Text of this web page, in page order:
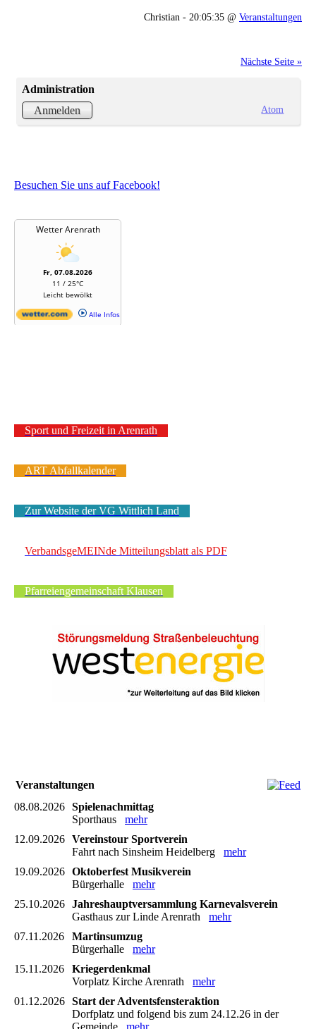
Christian - 20:05:35 @ Veranstaltungen
Nächste Seite »
Administration
Anmelden
Atom
Besuchen Sie uns auf Facebook!
Sport und Freizeit in Arenrath
ART Abfallkalender
Zur Website der VG Wittlich Land
VerbandsgeMEINde Mitteilungsblatt als PDF
Pfarreiengemeinschaft Klausen
Veranstaltungen
08.08.2026 Spielenachmittag
Sporthaus mehr
12.09.2026 Vereinstour Sportverein
Fahrt nach Sinsheim Heidelberg mehr
19.09.2026 Oktoberfest Musikverein
Bürgerhalle mehr
25.10.2026 Jahreshauptversammlung Karnevalsverein
Gasthaus zur Linde Arenrath mehr
07.11.2026
Martinsumzug
Bürgerhalle mehr
15.11.2026
Kriegerdenkmal
Vorplatz Kirche Arenrath mehr
01.12.2026 Start der Adventsfensteraktion
Dorfplatz und folgend bis zum 24.12.26 in der
Gemeinde mehr